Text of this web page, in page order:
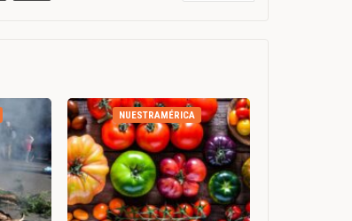
NUESTRAMÉRICA